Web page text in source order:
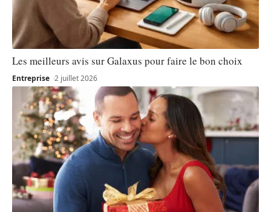
Les meilleurs avis sur Galaxus pour faire le bon choix
Entreprise 2 juillet 2026